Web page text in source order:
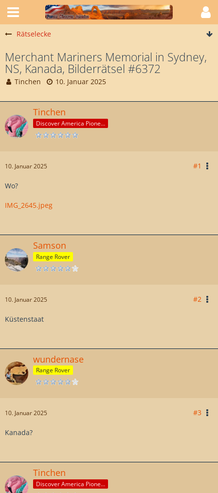
Rätselecke
Merchant Mariners Memorial in Sydney,
NS, Kanada, Bilderrätsel #6372
Tinchen 10. Januar 2025
Tinchen
Discover America Pioneer
10. Januar 2025 #1
Wo?
IMG_2645.jpeg
Samson
Range Rover
10. Januar 2025 #2
Küstenstaat
wundernase
Range Rover
10. Januar 2025 #3
Kanada?
Tinchen
Discover America Pioneer